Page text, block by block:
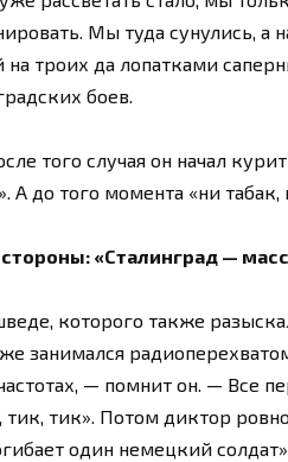
Мы туда сунулись, а
на троих да лопатками
боев.
того случая он начал
А до того момента «ни табак,
стороны: «Сталинград —
которого также
занимался
— помнит он. — Все
тик, тик». Потом диктор
один немецкий